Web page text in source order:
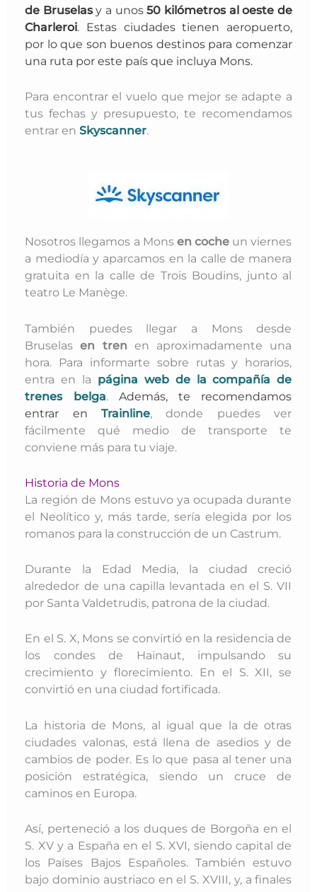
de Bruselasy a unos50 kilómetros al oeste de
Charleroi. Estas ciudades tienen aeropuerto,
por lo que son buenos destinos para comenzar
una ruta por este país que incluya Mons.
Para encontrar el vuelo que mejor se adapte a
tus fechas y presupuesto, te recomendamos
entrar en Skyscanner.
Nosotros llegamos a Mons en coche un viernes
a mediodía y aparcamos en la calle de manera
gratuita en la calle de Trois Boudins, junto al
teatro Le Manège.
También puedes llegar a Mons desde
Bruselasen tren en aproximadamente una
hora. Para informarte sobre rutas y horarios,
entra en la página web de la compañía de
trenes belga. Además, te recomendamos
entrar en
Trainline, donde puedes ver
fácilmente qué medio de transporte te
conviene más para tu viaje.
Historia de Mons
La región de Mons estuvo ya ocupada durante
el Neolítico y, más tarde, sería elegida por los
romanos para la construcción de un Castrum.
Durante la Edad Media, la ciudad creció
alrededor de una capilla levantada en el S. VII
por Santa Valdetrudis, patrona de la ciudad.
En el S. X, Mons se convirtió en la residencia de
los condes de Hainaut, impulsando su
crecimiento y florecimiento. En el S. XII, se
convirtió en una ciudad fortificada.
La historia de Mons, al igual que la de otras
ciudades valonas, está llena de asedios y de
cambios de poder. Es lo que pasa al tener una
posición estratégica, siendo un cruce de
caminos en Europa.
Así, perteneció a los duques de Borgoña en el
S. XV y a España en el S. XVI, siendo capital de
los Países Bajos Españoles. También estuvo
bajo dominio austriaco en el S. XVIII, y, a finales